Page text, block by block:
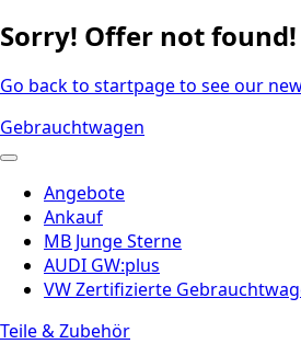
Sorry! Offer not found!
Go back to startpage to see our
Gebrauchtwagen
Angebote
Ankauf
MB Junge Sterne
AUDI GW:plus
VW Zertifizierte
Teile & Zubehör